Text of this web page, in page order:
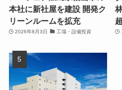
本社に新社屋を建設 開発ク
リーンルームを拡充
2026年8月3日 工場・設備投資